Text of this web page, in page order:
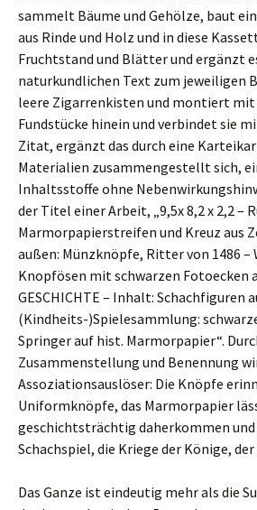
sammelt Bäume und Gehölze, baut
aus Rinde und Holz und in diese
Fruchtstand und Blätter und ergänzt
naturkundlichen Text zum jeweiligen
leere Zigarrenkisten und montiert mit
Fundstücke hinein und verbindet sie
Zitat, ergänzt das durch eine
Materialien zusammengestellt sich,
Inhaltsstoffe ohne
der Titel einer Arbeit, „9,5x 8,2 x 2,2 –
Marmorpapierstreifen und Kreuz aus
außen: Münzknöpfe, Ritter von 1486 –
Knopfösen mit schwarzen Fotoecken
GESCHICHTE – Inhalt: Schachfiguren
(Kindheits-)Spielesammlung:
Springer auf hist. Marmorpapier“.
Zusammenstellung und Benennung
Assoziationsauslöser: Die Knöpfe
Uniformknöpfe, das Marmorpapier
geschichtsträchtig daherkommen und
Schachspiel, die Kriege der Könige,
Das Ganze ist eindeutig mehr als die